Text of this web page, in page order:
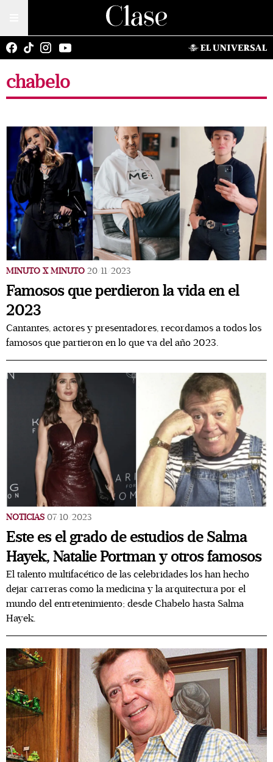
chabelo
MINUTO X MINUTO 20/11/2023
Famosos que perdieron la vida en el
2023
Cantantes, actores y presentadores, recordamos a todos los
famosos que partieron en lo que va del año 2023.
NOTICIAS 07/10/2023
Este es el grado de estudios de Salma
Hayek, Natalie Portman y otros famosos
El talento multifacético de las celebridades los han hecho
dejar carreras como la medicina y la arquitectura por el
mundo del entretenimiento; desde Chabelo hasta Salma
Hayek.